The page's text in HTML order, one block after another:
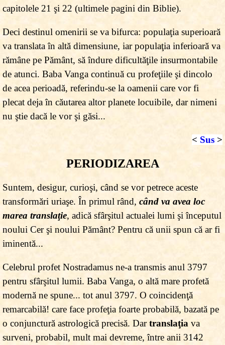
capitolele 21 şi 22 (ultimele pagini din Biblie).
Deci destinul omenirii se va bifurca: populaţia superioară
va translata în altă dimensiune, iar populaţia inferioară va
rămâne pe Pământ, să îndure dificultăţile insurmontabile
de atunci. Baba Vanga continuă cu profeţiile şi dincolo
de acea perioadă, referindu-se la oamenii care vor fi
plecat deja în căutarea altor planete locuibile, dar nimeni
nu ştie dacă le vor şi găsi...
< Sus >
PERIODIZAREA
Suntem, desigur, curioşi, când se vor petrece aceste
transformări uriaşe. În primul rând, când va avea loc
marea translaţie, adică sfârşitul actualei lumi şi începutul
noului Cer şi noului Pământ? Pentru că unii spun că ar fi
iminentă...
Celebrul profet Nostradamus ne-a transmis anul 3797
pentru sfârşitul lumii. Baba Vanga, o altă mare profetă
modernă ne spune... tot anul 3797. O coincidenţă
remarcabilă! care face profeţia foarte probabilă, bazată pe
o conjunctură astrologică precisă. Dartranslaţia va
surveni, probabil, mult mai devreme, între anii 3142